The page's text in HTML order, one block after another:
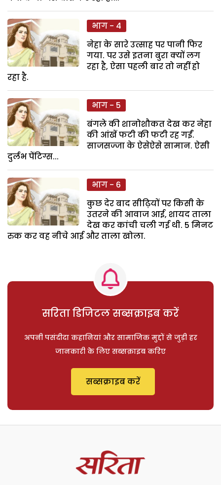
भाग - 4
नेहा के सारे उत्साह पर पानी फिर
गया. पर उसे इतना बुरा क्यों लग
रहा है, ऐसा पहली बार तो नहीं हो
रहा है.
भाग - 5
बंगले की शानोशौकत देख कर नेहा
की आंखें फटी की फटी रह गईं.
साजसज्जा के ऐसेऐसे सामान. ऐसी
दुर्लभ पेंटिग्स...
भाग - 6
कुछ देर बाद सीढ़ियों पर किसी के
उतरने की आवाज आई, शायद ताला
देख कर कांची चली गई थी. 5 मिनट
रुक कर वह नीचे आई और ताला खोला.
सरिता डिजिटल सब्सक्राइब करें
अपनी पसंदीदा कहानियां और सामाजिक मुद्दों से जुड़ी हर
जानकारी के लिए सब्सक्राइब करिए
सब्सक्राइब करें